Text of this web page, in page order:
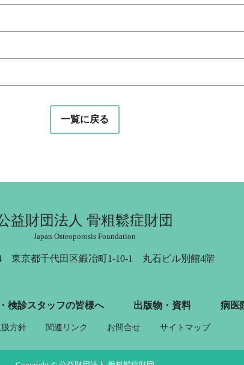
一覧に戻る
益財団法人 骨粗鬆症財団
Japan Osteoporosis Foundation
東京都千代田区鍛冶町1-10-1 丸石ビル別館4階
検診スタッフの皆様へ 出版物・資料 病医
方針 関連リンク お問合せ サイトマップ